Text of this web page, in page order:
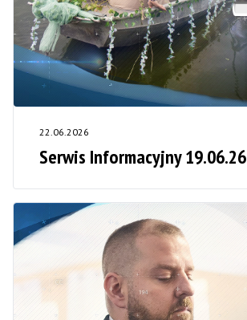
22.06.2026
Serwis Informacyjny 19.06.26